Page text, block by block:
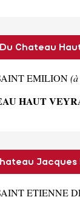
Chateau
EMILION
HAUT
Jacques
ETIENNE